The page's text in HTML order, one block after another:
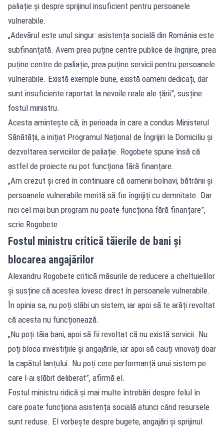
paliație și despre sprijinul insuficient pentru persoanele
vulnerabile.
„Adevărul este unul singur: asistența socială din România este
subfinanțată. Avem prea puține centre publice de îngrijire, prea
puține centre de paliație, prea puține servicii pentru persoanele
vulnerabile. Există exemple bune, există oameni dedicați, dar
sunt insuficiente raportat la nevoile reale ale țării”, susține
fostul ministru.
Acesta amintește că, în perioada în care a condus Ministerul
Sănătății, a inițiat Programul Național de Îngrijiri la Domiciliu și
dezvoltarea serviciilor de paliație. Rogobete spune însă că
astfel de proiecte nu pot funcționa fără finanțare.
„Am crezut și cred în continuare că oamenii bolnavi, bătrânii și
persoanele vulnerabile merită să fie îngrijiți cu demnitate. Dar
nici cel mai bun program nu poate funcționa fără finanțare”,
scrie Rogobete.
Fostul ministru critică tăierile de bani și
blocarea angajărilor
Alexandru Rogobete critică măsurile de reducere a cheltuielilor
și susține că acestea lovesc direct în persoanele vulnerabile.
În opinia sa, nu poți slăbi un sistem, iar apoi să te arăți revoltat
că acesta nu funcționează.
„Nu poți tăia bani, apoi să fii revoltat că nu există servicii. Nu
poți bloca investițiile și angajările, iar apoi să cauți vinovați doar
la capătul lanțului. Nu poți cere performanță unui sistem pe
care l-ai slăbit deliberat”, afirmă el.
Fostul ministru ridică și mai multe întrebări despre felul în
care poate funcționa asistența socială atunci când resursele
sunt reduse. El vorbește despre bugete, angajări și sprijinul